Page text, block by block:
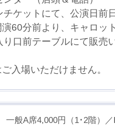
チケットにて、公演日前
60分前より、キャロ
り口前テーブルにて販売
入場いただけません。
一般A席4,000円（1･2階）